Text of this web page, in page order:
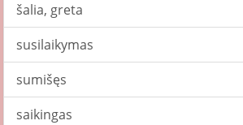
šalia, greta
susilaikymas
sumišęs
saikingas